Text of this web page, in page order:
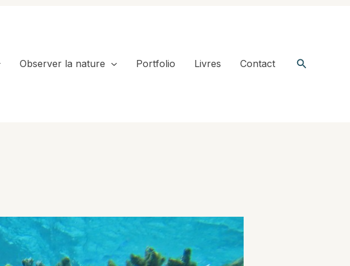
Observer la nature Portfolio Livres Contact